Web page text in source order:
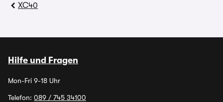
XC40
Hilfe und Fragen
Mon-Fri 9-18 Uhr
Telefon: 089 / 745 34100